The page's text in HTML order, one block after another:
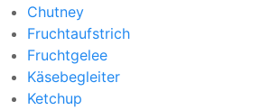
Chutney
Fruchtaufstrich
Fruchtgelee
Käsebegleiter
Ketchup